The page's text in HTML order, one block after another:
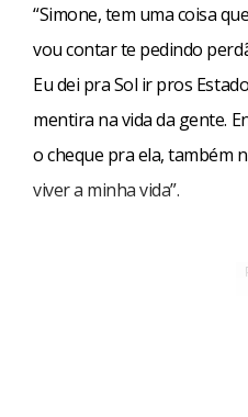
“Simone, tem uma coisa
vou contar te pedindo
Eu dei pra Sol ir pros
mentira na vida da gente.
o cheque pra ela, também
viver a minha vida”.